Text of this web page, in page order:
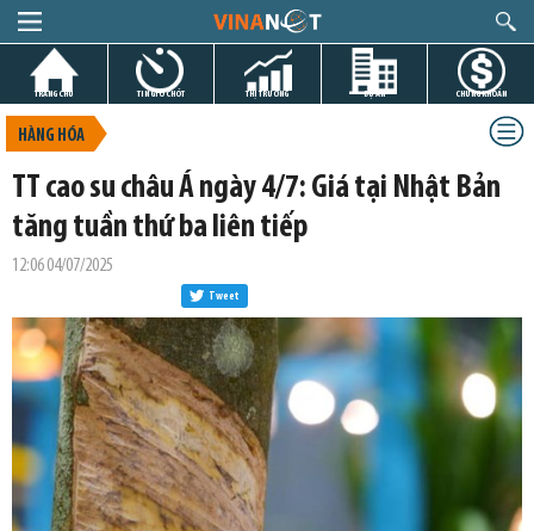
TRANG CHỦ TIN GIỜ CHÓT THỊ TRƯỜNG DỰ ÁN CHỨNG KHOÁN
HÀNG HÓA
TT cao su châu Á ngày 4/7: Giá tại Nhật Bản
tăng tuần thứ ba liên tiếp
12:06 04/07/2025
Tweet